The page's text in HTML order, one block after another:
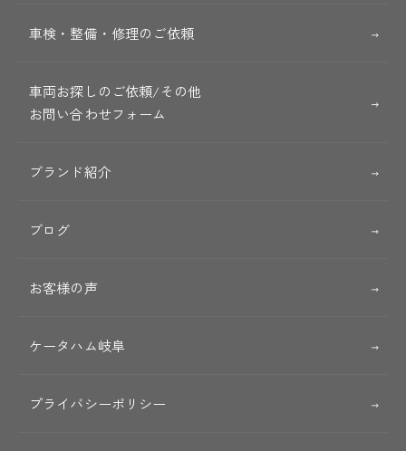
車検・整備・修理のご依頼
車両お探しのご依頼/その他
お問い合わせフォーム
ブランド紹介
ブログ
お客様の声
ケータハム岐阜
プライバシーポリシー